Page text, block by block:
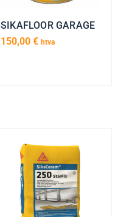
SIKAFLOOR GARAGE
150,00 € htva